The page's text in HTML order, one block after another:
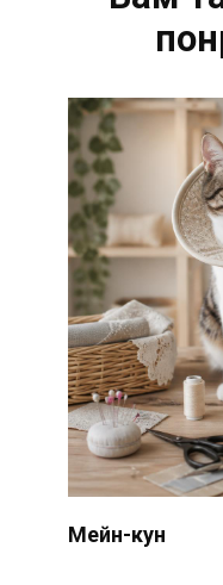
Мейн-кун